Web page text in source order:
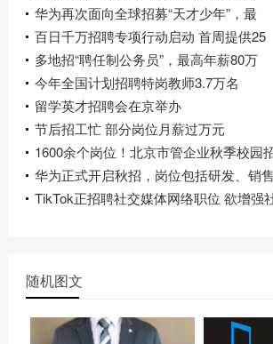
华为再次面向全球招募“天才少年”，最
百日千万招聘专项行动启动 首周提供25
多地招“聘任制公务员”，最高年薪80万
今年全国计划招聘特岗教师3.7万名
留学英才招聘会在京举办
节后招工忙 部分岗位月薪过万元
1600余个岗位！北京市管企业秋季校园
华为正式开启秋招，岗位包括研发、销售
TikTok正招聘社交媒体网络职位 欲增强
随机图文